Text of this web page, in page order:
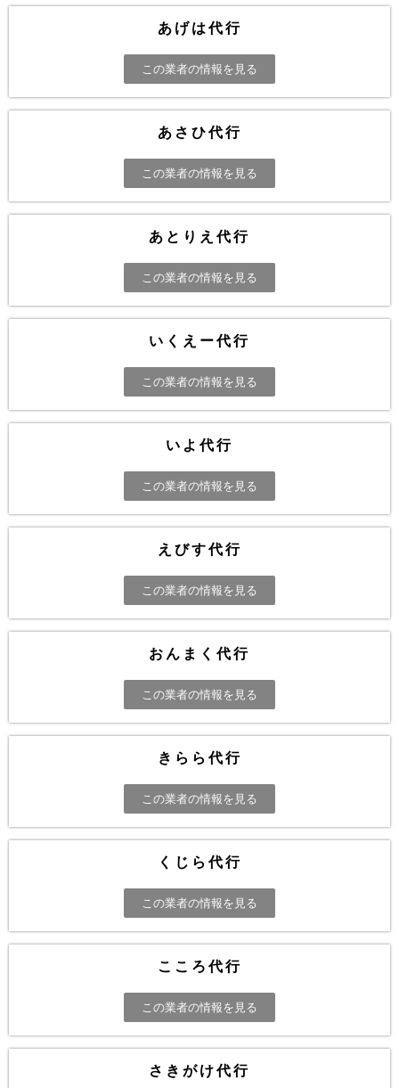
あげは代行
この業者の情報を見る
あさひ代行
この業者の情報を見る
あとりえ代行
この業者の情報を見る
いくえー代行
この業者の情報を見る
いよ代行
この業者の情報を見る
えびす代行
この業者の情報を見る
おんまく代行
この業者の情報を見る
きらら代行
この業者の情報を見る
くじら代行
この業者の情報を見る
こころ代行
この業者の情報を見る
さきがけ代行